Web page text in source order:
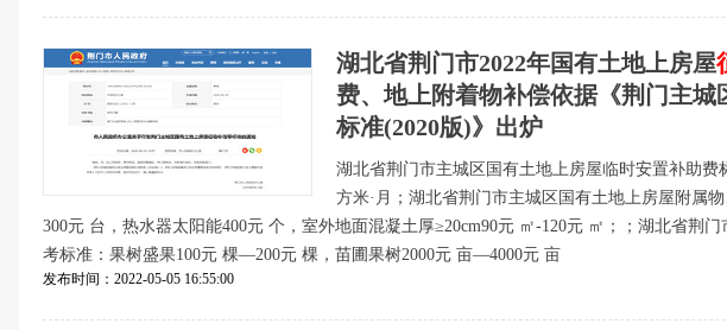
湖北省荆门市2022年国有土地上房屋
费、地上附着物补偿依据《荆门主城
标准(2020版)》出炉
湖北省荆门市主城区国有土地上房屋临时安置补助费
方米·月；湖北省荆门市主城区国有土地上房屋附属
300元 台，热水器太阳能400元 个，室外地面混凝土厚≥20cm90元 ㎡-120元 ㎡；；湖北省荆
考标准：果树盛果100元 棵—200元 棵，苗圃果树2000元 亩—4000元 亩
发布时间：2022-05-05 16:55:00